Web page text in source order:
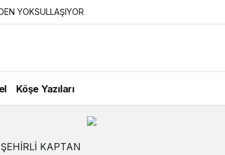
YOKSULLAŞIYOR
Köşe Yazıları
KAPTAN